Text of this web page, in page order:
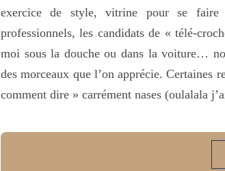
exercice de style, vitrine pour se faire
professionnels, les candidats de « télé-
moi sous la douche ou dans la voiture…
des morceaux que l’on apprécie. Certaines
comment dire » carrément nases (oulalala